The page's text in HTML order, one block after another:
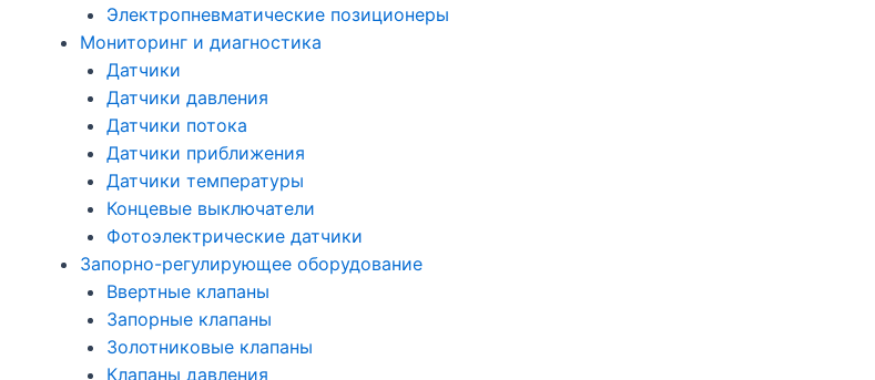
Электропневматические позиционеры
Мониторинг и диагностика
Датчики
Датчики давления
Датчики потока
Датчики приближения
Датчики температуры
Концевые выключатели
Фотоэлектрические датчики
Запорно-регулирующее оборудование
Ввертные клапаны
Запорные клапаны
Золотниковые клапаны
Клапаны давления